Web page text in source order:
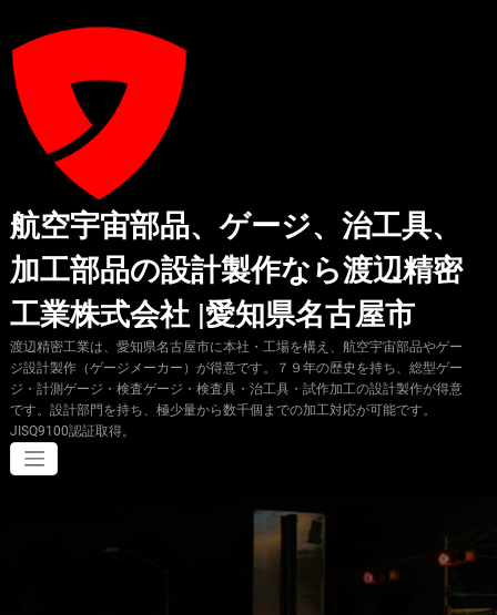
テ
航空宇宙部品、ゲージ、治工具、
加工部品の設計製作なら渡辺精密
工業株式会社 |愛知県名古屋市
渡辺精密工業は、愛知県名古屋市に本社・工場を構え、航空宇宙部品やゲー
ジ設計製作（ゲージメーカー）が得意です。７９年の歴史を持ち、総型ゲー
ジ・計測ゲージ・検査ゲージ・検査具・治工具・試作加工の設計製作が得意
です。設計部門を持ち、極少量から数千個までの加工対応が可能です。
JISQ9100認証取得。